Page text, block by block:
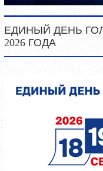
ЕДИНЫЙ ДЕНЬ
2026 ГОДА